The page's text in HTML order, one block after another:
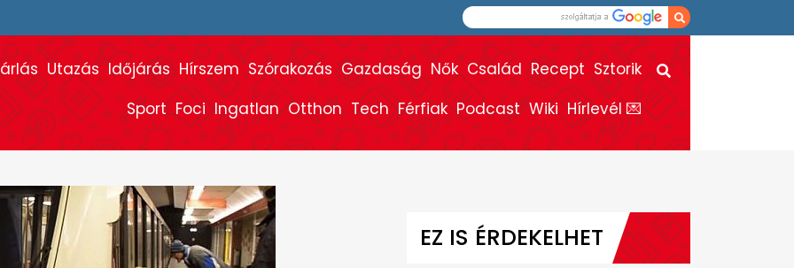
Utazás Időjárás Hírszem Szórakozás Gazdaság Nők Család Recept Sztorik
Sport Foci Ingatlan Otthon Tech Férfiak Podcast Wiki Hírlevél 💌
EZ IS ÉRDEKELHET